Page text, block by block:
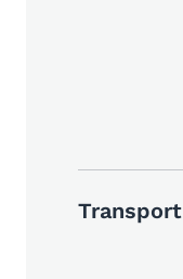
Transport